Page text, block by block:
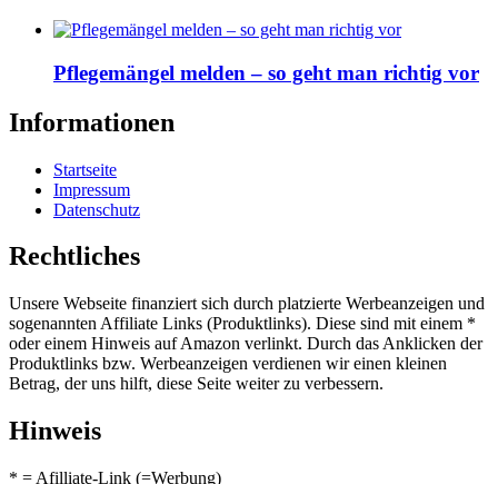
Pflegemängel melden – so geht man richtig vor
Informationen
Startseite
Impressum
Datenschutz
Rechtliches
Unsere Webseite finanziert sich durch platzierte Werbeanzeigen und
sogenannten Affiliate Links (Produktlinks). Diese sind mit einem *
oder einem Hinweis auf Amazon verlinkt. Durch das Anklicken der
Produktlinks bzw. Werbeanzeigen verdienen wir einen kleinen
Betrag, der uns hilft, diese Seite weiter zu verbessern.
Hinweis
* = Afilliate-Link (=Werbung)